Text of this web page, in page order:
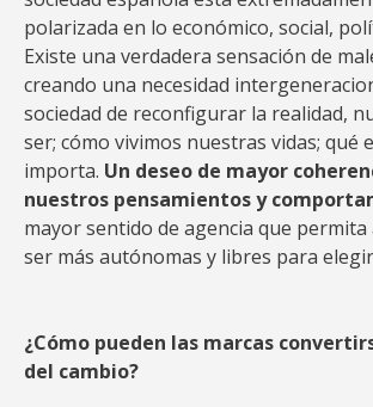
polarizada en lo económico, social,
Existe una verdadera sensación de
creando una necesidad
sociedad de reconfigurar la realidad,
ser; cómo vivimos nuestras vidas; qué
importa. Un deseo de mayor
nuestros pensamientos y
mayor sentido de agencia que permita
ser más autónomas y libres para
¿Cómo pueden las marcas
del cambio?